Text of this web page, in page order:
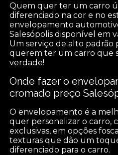
Quem quer ter um carro
diferenciado na cor e no
envelopamento
Salesópolis disponível em
Um serviço de alto padrão
querem ter um carro que
verdade!
Onde fazer o
cromado preço
O envelopamento é a
quer personalizar o carro,
exclusivas, em opções
texturas que dão um
diferenciado para o carro.